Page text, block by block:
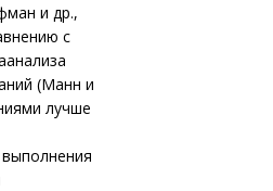
и др.,
с
(Манн и
лучше